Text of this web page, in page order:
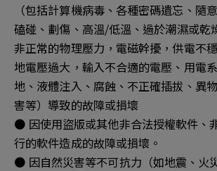
（包括計算機病毒、各種密碼遺忘、隨
磕碰、劃傷、高溫/低溫、過於潮濕或乾
非正常的物理壓力，電磁幹擾，供電不
地電壓過大，輸入不合適的電壓、用電
地、液體注入、腐蝕、不正確插拔、異
害等）導致的故障或損壞
● 因使用盜版或其他非合法授權軟件、
行的軟件造成的故障或損壞。
● 因自然災害等不可抗力（如地震、火